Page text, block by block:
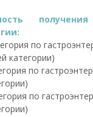
по
категории)
по
по